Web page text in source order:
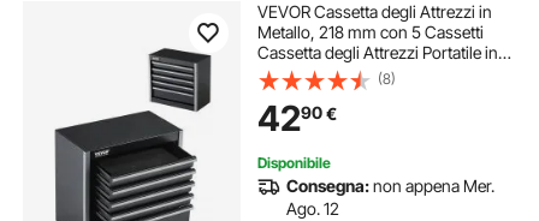
VEVOR Cassetta degli Attrezzi in
Metallo, 218 mm con 5 Cassetti
Cassetta degli Attrezzi Portatile in
Metallo, Cassetta degli Attrezzi con
Rivestimenti Piedini, Acciaio con
Cuscinetti a Sfera, Nero
(8)
4290€
Disponibile
Consegna:non appena Mer.
Ago. 12